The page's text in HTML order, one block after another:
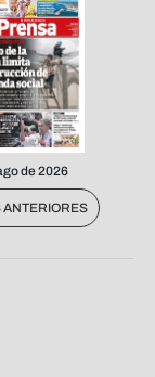
de 2026
ANTERIORES